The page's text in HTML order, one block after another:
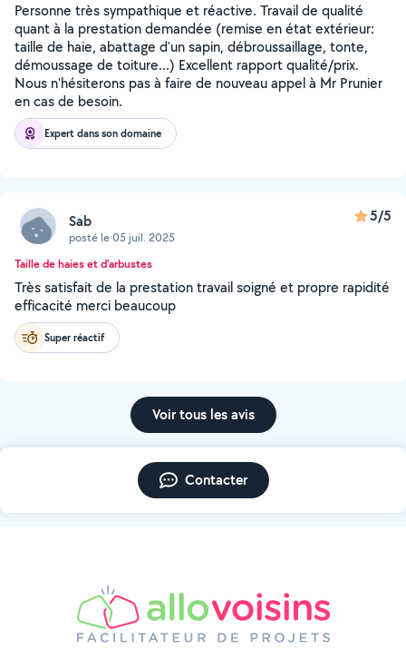
Personne très sympathique et réactive. Travail de qualité
quant à la prestation demandée (remise en état extérieur:
taille de haie, abattage d'un sapin, débroussaillage, tonte,
démoussage de toiture...) Excellent rapport qualité/prix.
Nous n'hésiterons pas à faire de nouveau appel à Mr Prunier
en cas de besoin.
Expert dans son domaine
Sab
posté le 05 juil. 2025
5/5
Taille de haies et d'arbustes
Très satisfait de la prestation travail soigné et propre rapidité
efficacité merci beaucoup
Super réactif
Voir tous les avis
Contacter